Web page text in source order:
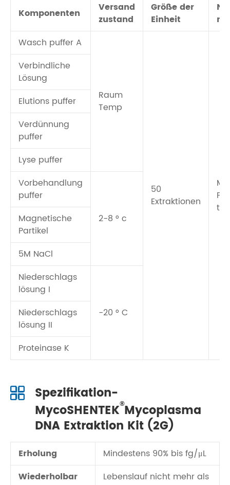
Komponenten
Versand
zustand
Größe der
Einheit
Wasch puffer A
Raum
Temp
50
Extraktionen
Verbindliche
Lösung
Elutions puffer
Verdünnung
puffer
Lyse puffer
Vorbehandlung
puffer
2-8 ° c
Magnetische
Partikel
5M NaCl
Niederschlags
lösung I
-20 ° C
Niederschlags
lösung II
Proteinase K
Spezifikation-
MycoSHENTEK®Mycoplasma
DNA Extraktion Kit (2G)
Erholung
Mindestens 90% bis fg/μL
Wiederholbar
Lebenslauf nicht mehr als